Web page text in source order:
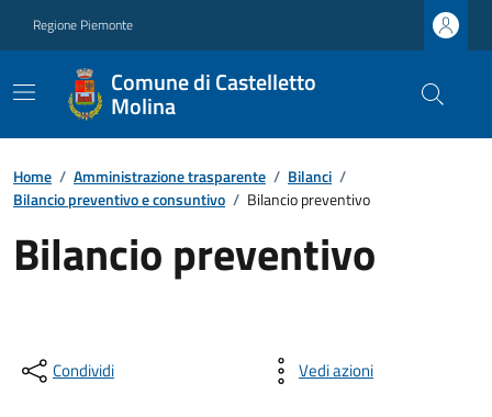
Regione Piemonte
Comune di Castelletto
Molina
Home / Amministrazione trasparente / Bilanci /
Bilancio preventivo e consuntivo / Bilancio preventivo
Bilancio preventivo
Condividi Vedi azioni